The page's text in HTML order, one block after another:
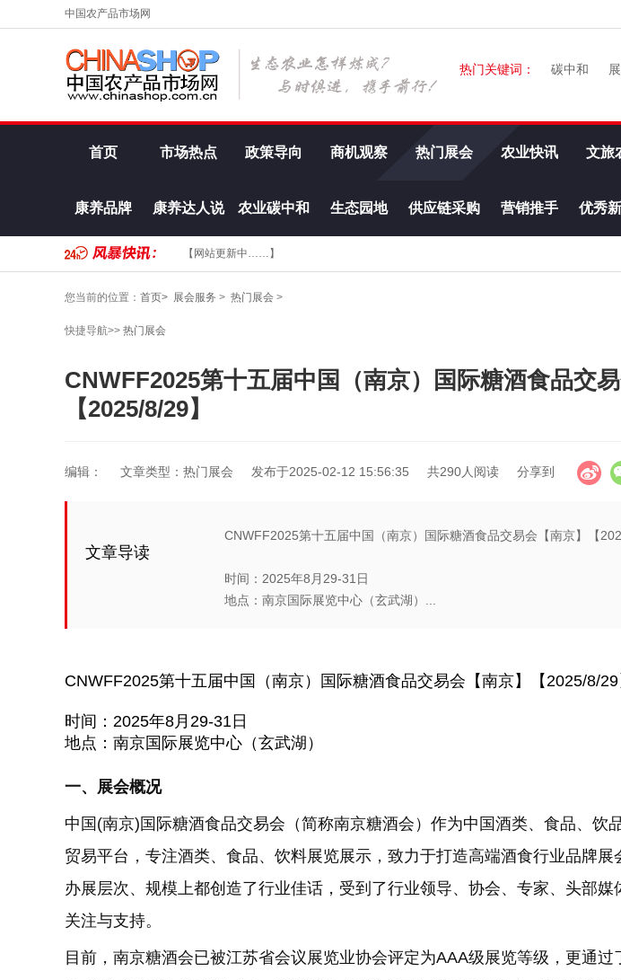
中国农产品市场网
热门关键词： 碳中和
首页 市场热点 政策导向 商机观察 热门展会 农业快讯 文旅
康养品牌 康养达人说 农业碳中和 生态园地 供应链采购 营销推手 优秀
【网站更新中……】
您当前的位置： 首页> 展会服务 > 热门展会 >
快捷导航>> 热门展会
CNWFF2025第十五届中国（南京）国际糖酒食品交易
【2025/8/29】
编辑： 文章类型：热门展会 发布于2025-02-12 15:56:35 共290人阅读 分享到
文章导读
CNWFF2025第十五届中国（南京）国际糖酒食品交易会【南京】【
时间：2025年8月29-31日
地点：南京国际展览中心（玄武湖）...
CNWFF2025第十五届中国（南京）国际糖酒食品交易会【南京】【2025/8/29
时间：2025年8月29-31日
地点：南京国际展览中心（玄武湖）
一、展会概况
中国(南京)国际糖酒食品交易会（简称南京糖酒会）作为中国酒类、食品、饮
贸易平台，专注酒类、食品、饮料展览展示，致力于打造高端酒食行业品牌展
办展层次、规模上都创造了行业佳话，受到了行业领导、协会、专家、头部媒
关注与支持。
目前，南京糖酒会已被江苏省会议展览业协会评定为AAA级展览等级，更通过